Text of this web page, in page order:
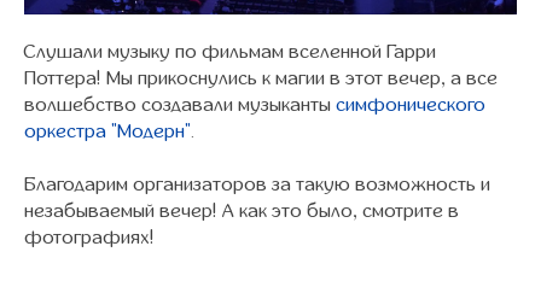
Слушали музыку по фильмам вселенной Гарри
Поттера! Мы прикоснулись к магии в этот вечер, а все
волшебство создавали музыканты симфонического
оркестра "Модерн"
Благодарим организаторов за такую возможность и
незабываемый вечер! А как это было, смотрите в
фотографиях!